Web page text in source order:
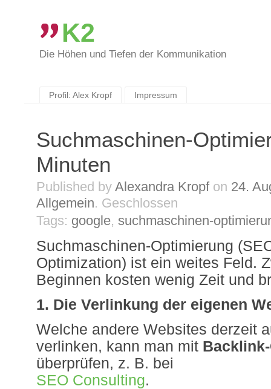
K2
Die Höhen und Tiefen der Kommunikation
Profil: Alex Kropf
Impressum
Suchmaschinen-
Minuten
Published by Alexandra Kropf on 24.
Allgemein. Geschlossen
Tags: google, suchmaschinen-
Suchmaschinen-Optimierung
Optimization) ist ein weites Feld.
Beginnen kosten wenig Zeit und
1. Die Verlinkung der eigenen
Welche andere Websites derzeit
verlinken, kann man mit
überprüfen, z. B. bei
SEO Consulting.